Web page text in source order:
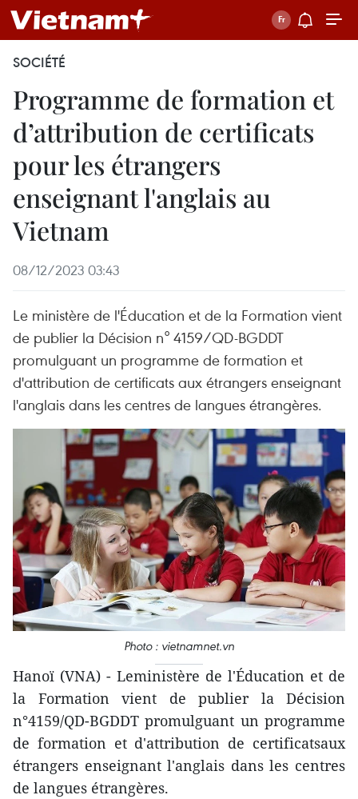
SOCIÉTÉ
Programme de formation et
d’attribution de certificats
pour les étrangers
enseignant l'anglais au
Vietnam
08/12/2023 03:43
Le ministère de l'Éducation et de la Formation vient
de publier la Décision n° 4159/QD-BGDDT
promulguant un programme de formation et
d'attribution de certificats aux étrangers enseignant
l'anglais dans les centres de langues étrangères.
Photo : vietnamnet.vn
Hanoï (VNA) - Leministère de l'Éducation et de
la Formation vient de publier la Décision
n°4159/QD-BGDDT promulguant un programme
de formation et d'attribution de certificatsaux
étrangers enseignant l'anglais dans les centres
de langues étrangères.